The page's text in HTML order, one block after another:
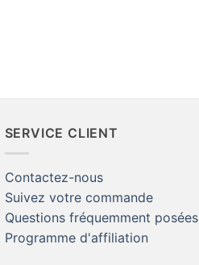
SERVICE CLIENT
Contactez-nous
Suivez votre commande
Questions fréquemment posées
Programme d'affiliation